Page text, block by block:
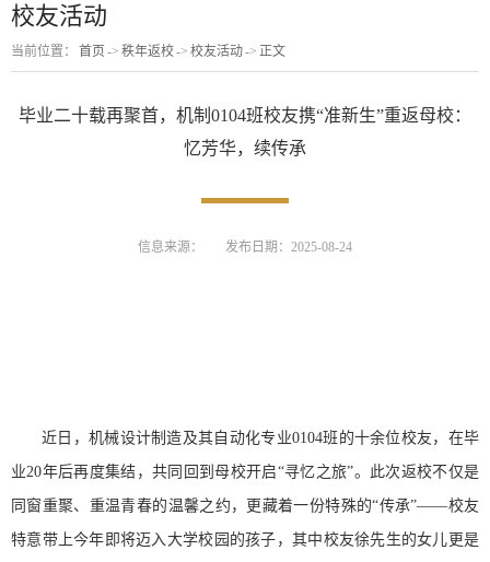
校友活动
当前位置： 首页-> 秩年返校-> 校友活动-> 正文
毕业二十载再聚首，机制0104班校友携“准新生”重返母校：
忆芳华，续传承
信息来源： 发布日期：2025-08-24
近日，机械设计制造及其自动化专业0104班的十余位校友，在毕
业20年后再度集结，共同回到母校开启“寻忆之旅”。此次返校不仅是
同窗重聚、重温青春的温馨之约，更藏着一份特殊的“传承”——校友
特意带上今年即将迈入大学校园的孩子，其中校友徐先生的女儿更是